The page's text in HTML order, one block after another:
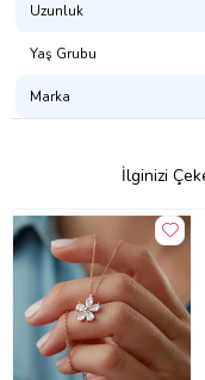
Uzunluk
Yaş Grubu
Marka
İlginizi